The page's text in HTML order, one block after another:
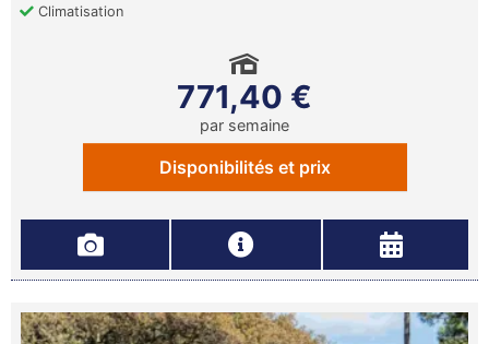
Climatisation
771,40 €
par semaine
Disponibilités et prix